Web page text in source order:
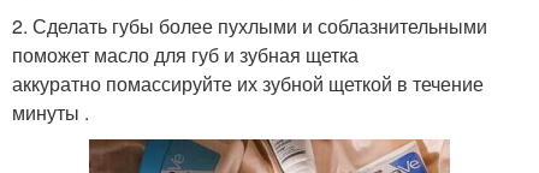
2. Сделать губы более пухлыми и соблазнительными
поможет масло для губ и зубная щетка
аккуратно помассируйте их зубной щеткой в течение
минуты .